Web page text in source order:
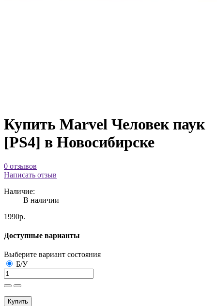
Купить Marvel Человек паук
[PS4] в Новосибирске
0 отзывов
Написать отзыв
Наличие:
В наличии
1990р.
Доступные варианты
Выберите вариант состояния
Б/У
Купить